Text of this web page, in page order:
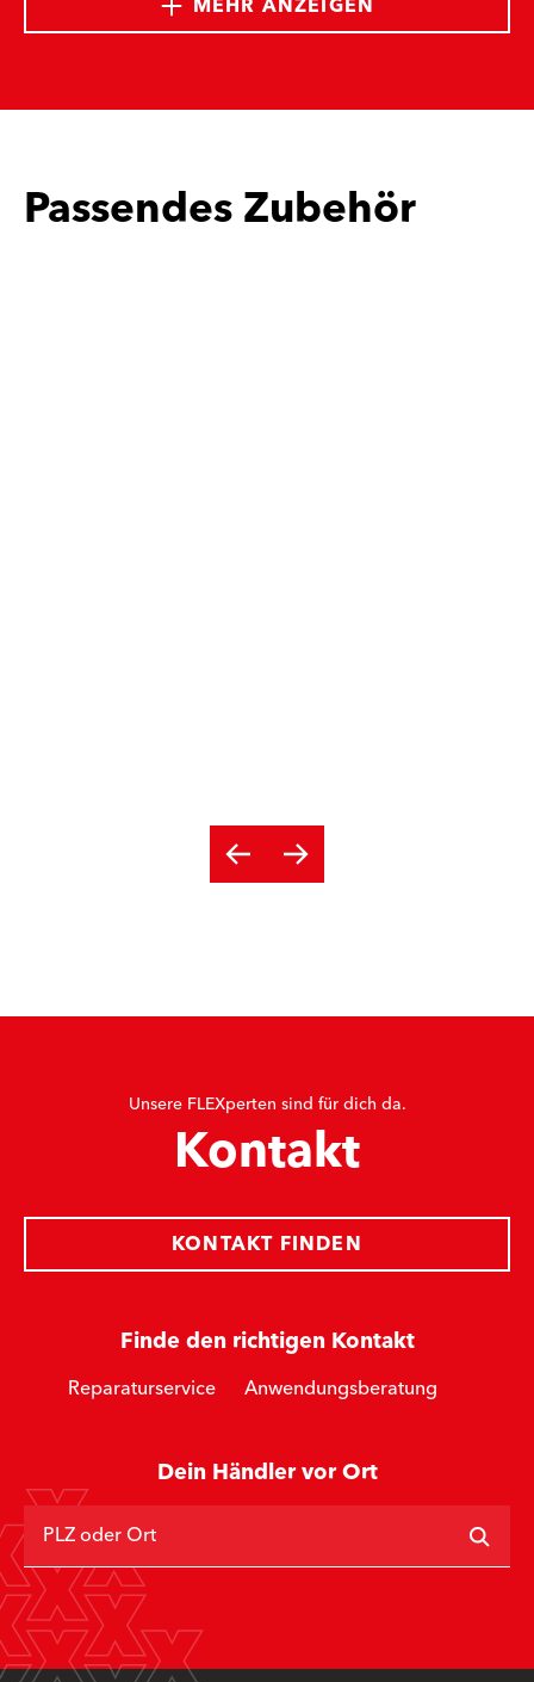
Passendes Zubehör
Unsere FLEXperten sind für dich da.
Kontakt
Finde den richtigen Kontakt
Reparaturservice Anwendungsberatung
KONTAKT FINDEN
Dein Händler vor Ort
PLZ oder Ort